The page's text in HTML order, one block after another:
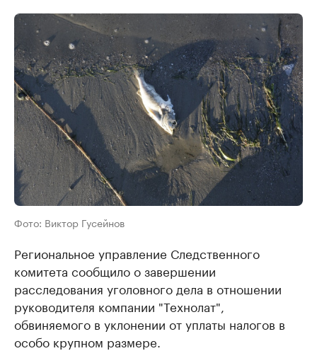
Фото: Виктор Гусейнов
Региональное управление Следственного
комитета сообщило о завершении
расследования уголовного дела в отношении
руководителя компании "Технолат",
обвиняемого в уклонении от уплаты налогов в
особо крупном размере.